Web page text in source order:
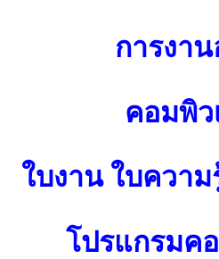
การงา
คอมพิว
ใบงาน ใบควา
โปรแกรมค